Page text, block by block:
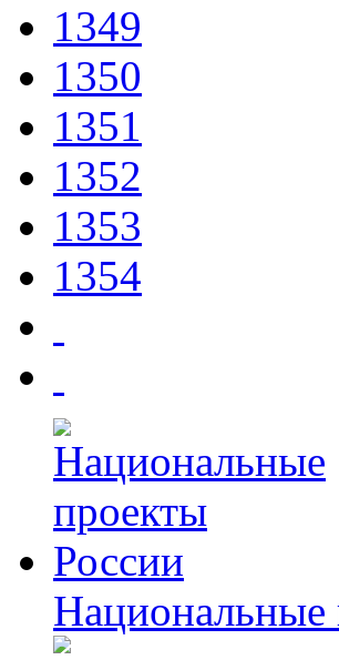
1349
1350
1351
1352
1353
1354
Национальные